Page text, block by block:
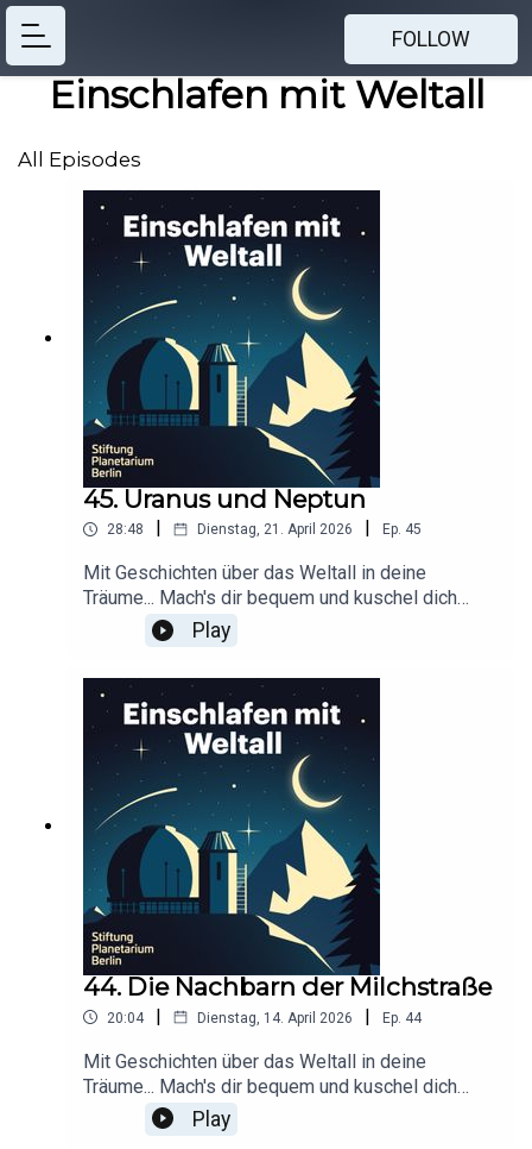
FOLLOW
Einschlafen mit Weltall
All Episodes
45. Uranus und Neptun
28:48 Dienstag, 21. April 2026 Ep. 45
Mit Geschichten über das Weltall in deine
Träume... Mach's dir bequem und kuschel dich
ein!Dieser Podcast wird durch Werbung
finanziert. Infos und Angebote unserer
Werbepartner:
https://linktr.ee/EinschlafenMitPodcastProduzier
t von Tim Rodenkirchen für Schønlein MediaIn
Kooperation mit der Stiftung Planetarium
BerlinRedaktion: Dr. Felix Lühning, Dr. Monika
Staesche, Ghazal WeberStimme: Dr. Monika
StaescheCover-Artwork von Amadeus E. Fronk
Play
44. Die Nachbarn der Milchstraße
20:04 | Dienstag, 14. April 2026 | Ep. 44
Mit Geschichten über das Weltall in deine
Träume... Mach's dir bequem und kuschel dich
ein!Dieser Podcast wird durch Werbung
finanziert. Infos und Angebote unserer
Play